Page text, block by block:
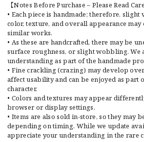
【Notes Before Purchase – Please Read
• Each piece is handmade; therefore, slight
color, texture, and overall appearance may
similar works.
• As these are handcrafted, there may be
surface roughness, or slight wobbling. We
understanding as part of the handmade
• Fine crackling (crazing) may develop
affect usability and can be enjoyed as part
character.
• Colors and textures may appear
browser or display settings.
• Items are also sold in-store, so they may
depending on timing. While we update
appreciate your understanding in the rare